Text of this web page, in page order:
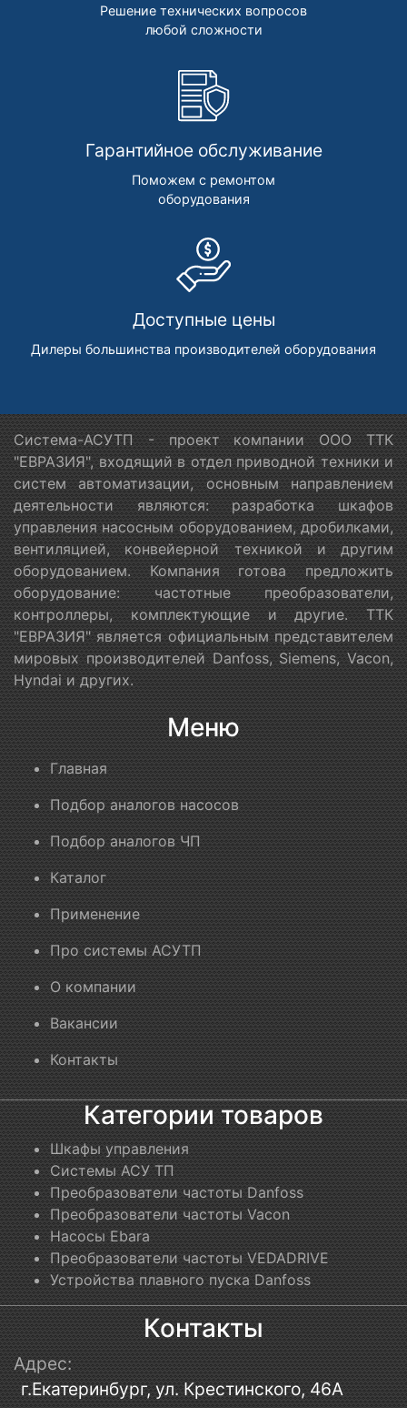
Решение технических вопросов
любой сложности
Гарантийное обслуживание
Поможем с ремонтом
оборудования
Доступные цены
Дилеры большинства производителей оборудования
Система-АСУТП - проект компании ООО ТТК
"ЕВРАЗИЯ", входящий в отдел приводной техники и
систем автоматизации, основным направлением
деятельности являются: разработка шкафов
управления насосным оборудованием, дробилками,
вентиляцией, конвейерной техникой и другим
оборудованием. Компания готова предложить
оборудование: частотные преобразователи,
контроллеры, комплектующие и другие. ТТК
"ЕВРАЗИЯ" является официальным представителем
мировых производителей Danfoss, Siemens, Vacon,
Hyndai и других.
Меню
Главная
Подбор аналогов насосов
Подбор аналогов ЧП
Каталог
Применение
Про системы АСУТП
О компании
Вакансии
Контакты
Категории товаров
Шкафы управления
Системы АСУ ТП
Преобразователи частоты Danfoss
Преобразователи частоты Vacon
Насосы Ebara
Преобразователи частоты VEDADRIVE
Устройства плавного пуска Danfoss
Контакты
Адрес:
г.Екатеринбург, ул. Крестинского, 46А